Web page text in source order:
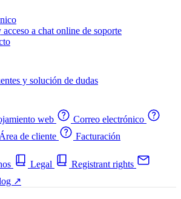
a chat online de soporte
y solución de dudas
web
Correo electrónico
Área de cliente
Facturación
Legal
Registrant rights
↗